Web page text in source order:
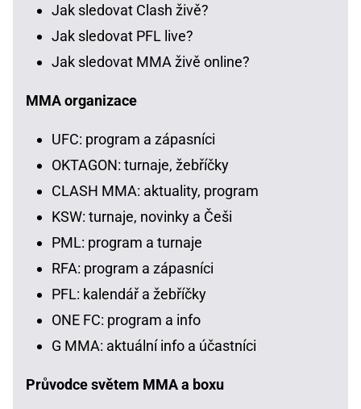
Jak sledovat Clash živě?
Jak sledovat PFL live?
Jak sledovat MMA živě online?
MMA organizace
UFC: program a zápasníci
OKTAGON: turnaje, žebříčky
CLASH MMA: aktuality, program
KSW: turnaje, novinky a Češi
PML: program a turnaje
RFA: program a zápasníci
PFL: kalendář a žebříčky
ONE FC: program a info
G MMA: aktuální info a účastníci
Průvodce světem MMA a boxu